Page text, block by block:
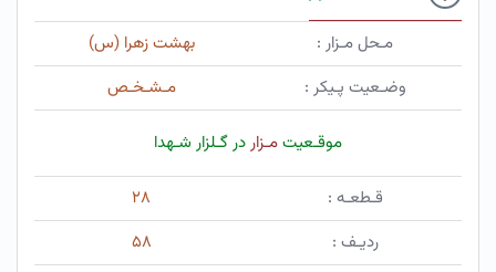
مـحل مـزار :
بهشت زهرا (س)
وضـعیت پـیکر :
مـشـخـص
موقـعیتمـزاردر گـلزار شـهدا
قـطعـه :
۲۸
ردیـف :
۵۸